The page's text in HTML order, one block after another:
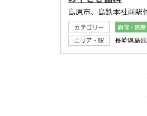
島原市、島鉄本社前駅
カテゴリー 病院・医療
エリア・駅
長崎県島